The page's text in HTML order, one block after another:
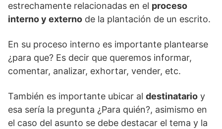
estrechamente relacionadas en el proceso
interno y externo de la plantación de un escrito.
En su proceso interno es importante plantearse
¿para que? Es decir que queremos informar,
comentar, analizar, exhortar, vender, etc.
También es importante ubicar al destinatario y
esa sería la pregunta ¿Para quién?, asimismo en
el caso del asunto se debe destacar el tema y la